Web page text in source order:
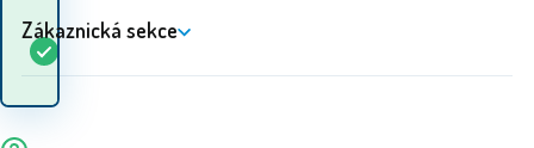
Zákaznická sekce